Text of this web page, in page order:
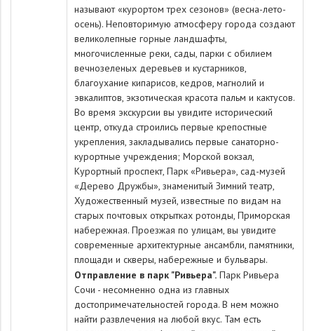
называют «курортом трех сезонов» (весна-лето-
осень). Неповторимую атмосферу города создают
великолепные горные ландшафты,
многочисленные реки, сады, парки с обилием
вечнозеленых деревьев и кустарников,
благоухание кипарисов, кедров, магнолий и
эвкалиптов, экзотическая красота пальм и кактусов.
Во время экскурсии вы увидите исторический
центр, откуда строились первые крепостные
укрепления, закладывались первые санаторно-
курортные учреждения; Морской вокзал,
Курортный проспект, Парк «Ривьера», сад-музей
«Дерево Дружбы», знаменитый Зимний театр,
Художественный музей, известные по видам на
старых почтовых открытках ротонды, Приморская
набережная. Проезжая по улицам, вы увидите
современные архитектурные ансамбли, памятники,
площади и скверы, набережные и бульвары.
Отправление в парк "Ривьера". Парк Ривьера
Сочи - несомненно одна из главных
достопримечательностей города. В нем можно
найти развлечения на любой вкус. Там есть